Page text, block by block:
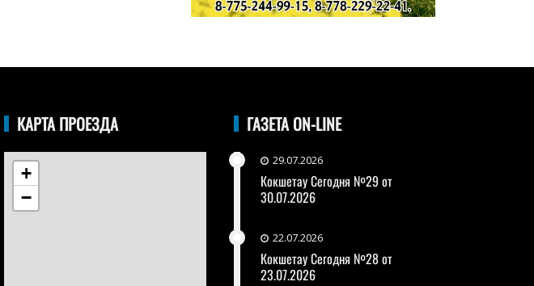
КАРТА ПРОЕЗДА
+
−
ГАЗЕТА ON-LINE
29.07.2026
Кокшетау Сегодня №29 от
30.07.2026
22.07.2026
Кокшетау Сегодня №28 от
23.07.2026